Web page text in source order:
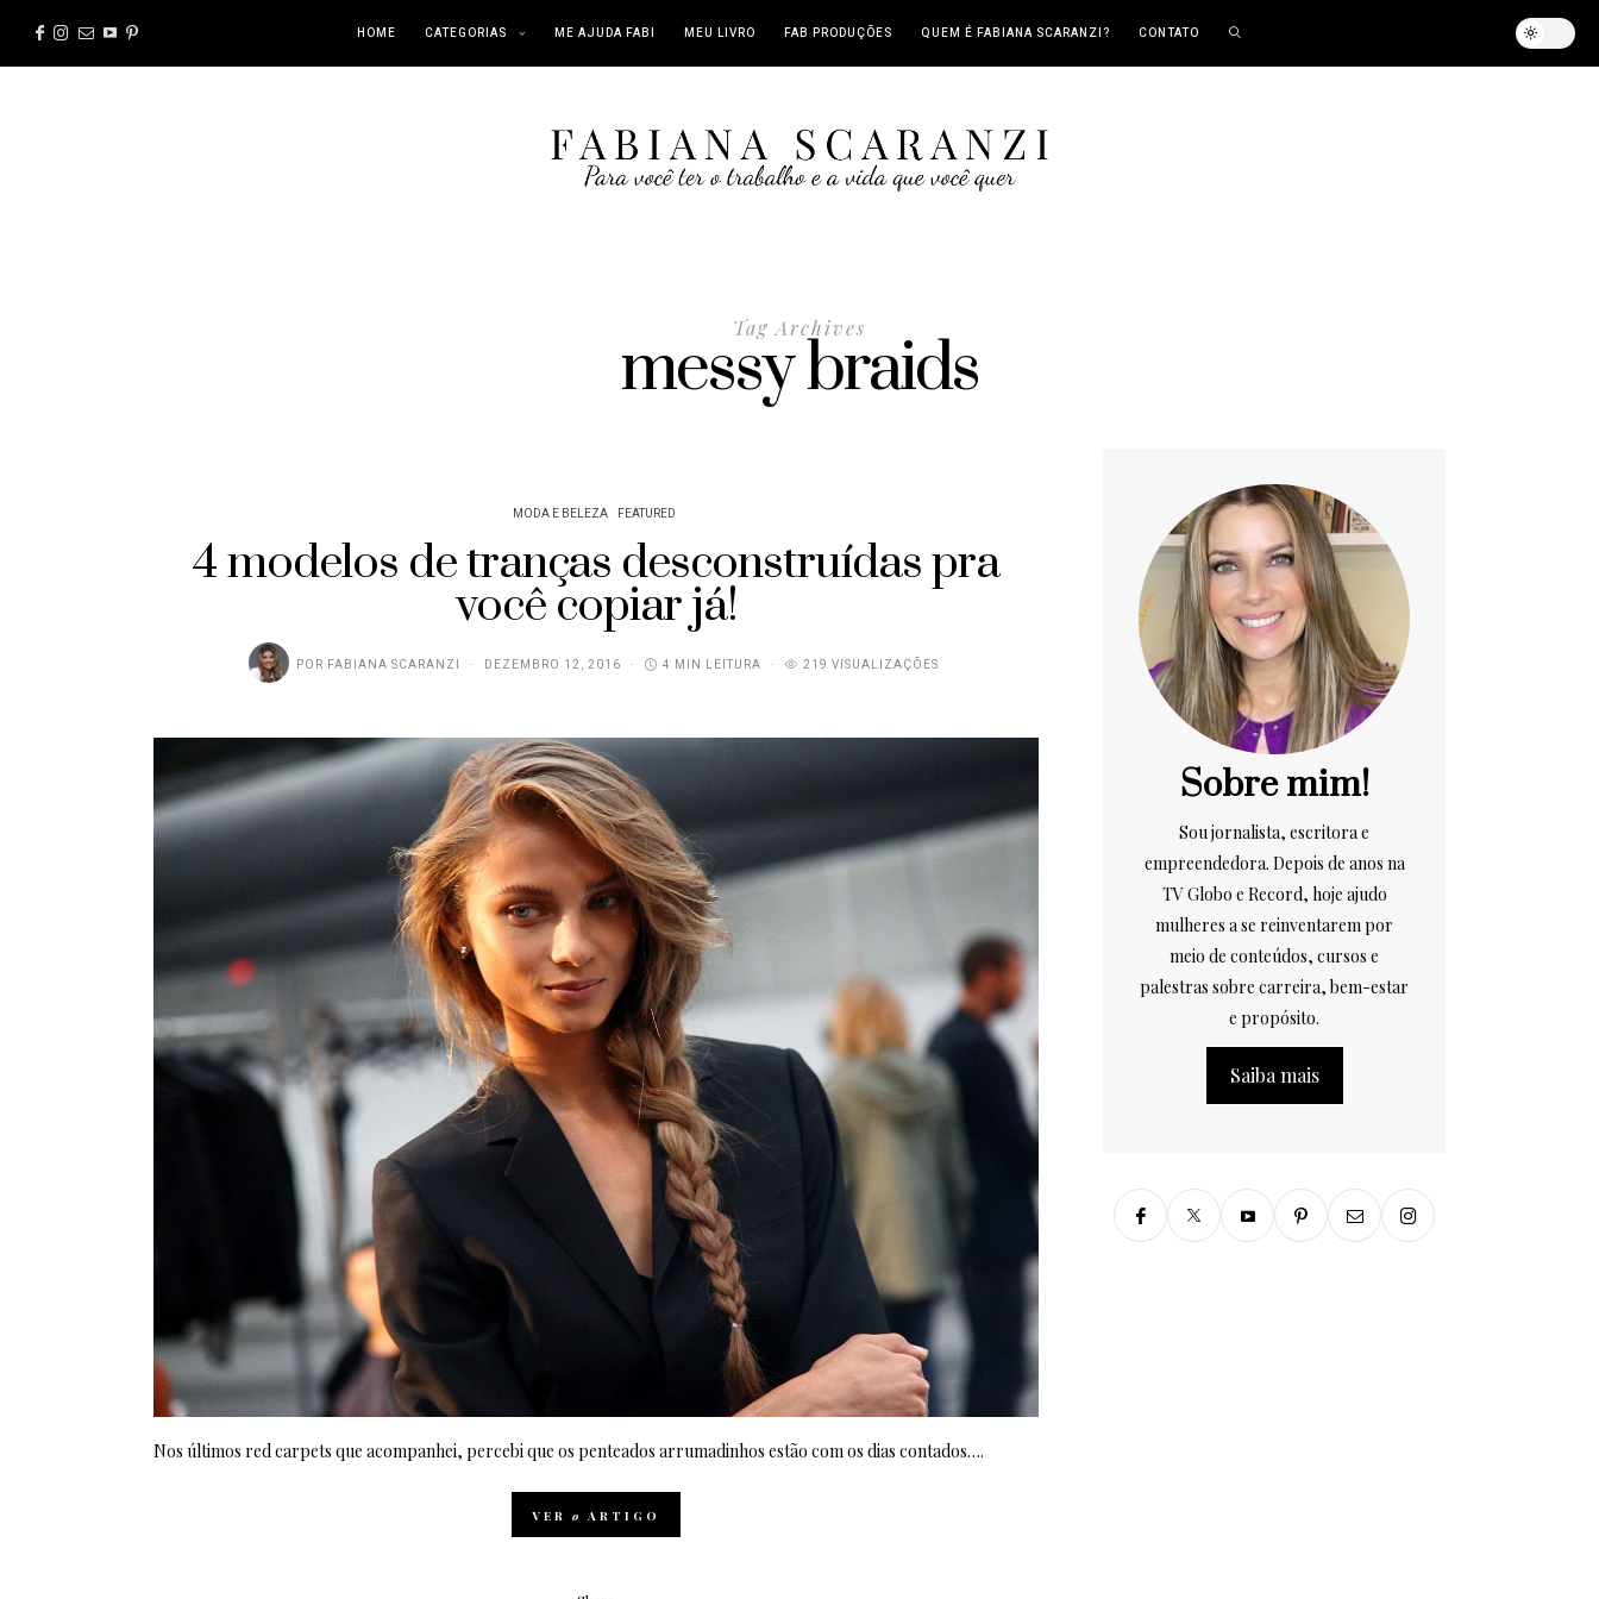
HOME CATEGORIAS ME AJUDA FABI MEU LIVRO FAB PRODUÇÕES QUEM É FABIANA SCARANZI? CONTATO
Tag Archives
messy braids
MODA E BELEZA FEATURED
4 modelos de tranças desconstruídas pra
você copiar já!
POR FABIANA SCARANZI DEZEMBRO 12, 2016 4 MIN LEITURA 219 VISUALIZAÇÕES
Nos últimos red carpets que acompanhei, percebi que os penteados arrumadinhos estão com os dias contados….
VER o ARTIGO
Sobre mim!
Sou jornalista, escritora e
empreendedora. Depois de anos na
TV Globo e Record, hoje ajudo
mulheres a se reinventarem por
meio de conteúdos, cursos e
palestras sobre carreira, bem-estar
e propósito.
Saiba mais